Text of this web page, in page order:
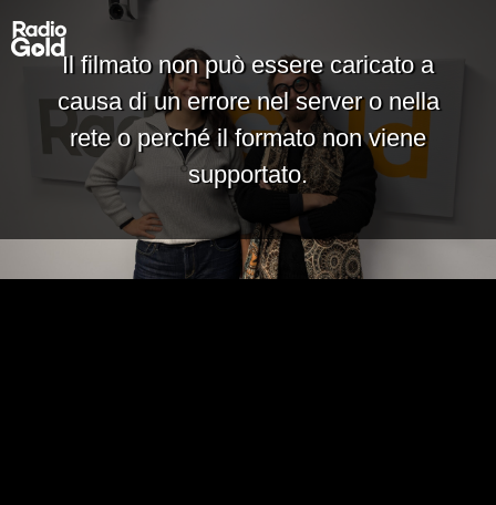
Il filmato non può essere caricato a
causa di un errore nel server o nella
rete o perché il formato non viene
supportato.